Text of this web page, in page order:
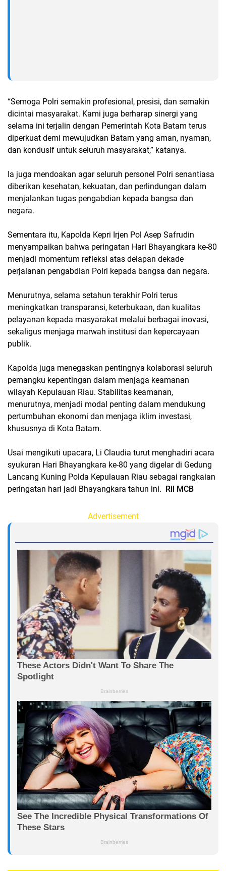
“Semoga Polri semakin profesional, presisi, dan semakin
dicintai masyarakat. Kami juga berharap sinergi yang
selama ini terjalin dengan Pemerintah Kota Batam terus
diperkuat demi mewujudkan Batam yang aman, nyaman,
dan kondusif untuk seluruh masyarakat,” katanya.
Ia juga mendoakan agar seluruh personel Polri senantiasa
diberikan kesehatan, kekuatan, dan perlindungan dalam
menjalankan tugas pengabdian kepada bangsa dan
negara.
Sementara itu, Kapolda Kepri Irjen Pol Asep Safrudin
menyampaikan bahwa peringatan Hari Bhayangkara ke-80
menjadi momentum refleksi atas delapan dekade
perjalanan pengabdian Polri kepada bangsa dan negara.
Menurutnya, selama setahun terakhir Polri terus
meningkatkan transparansi, keterbukaan, dan kualitas
pelayanan kepada masyarakat melalui berbagai inovasi,
sekaligus menjaga marwah institusi dan kepercayaan
publik.
Kapolda juga menegaskan pentingnya kolaborasi seluruh
pemangku kepentingan dalam menjaga keamanan
wilayah Kepulauan Riau. Stabilitas keamanan,
menurutnya, menjadi modal penting dalam mendukung
pertumbuhan ekonomi dan menjaga iklim investasi,
khususnya di Kota Batam.
Usai mengikuti upacara, Li Claudia turut menghadiri acara
syukuran Hari Bhayangkara ke-80 yang digelar di Gedung
Lancang Kuning Polda Kepulauan Riau sebagai rangkaian
peringatan hari jadi Bhayangkara tahun ini. Ril MCB
Advertisement